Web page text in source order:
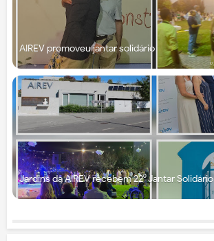
AIREV promoveu jantar solidário
Jardins da AIREV recebem 22⁰ Jantar Solidário